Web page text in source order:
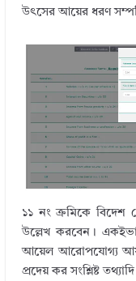
উৎসের আয়ের ধরণ
১১ নং ক্রমিকে বিদেশ
উল্লেখ করবেন।
আয়েল আরোপযোগ্য
প্রদেয় কর সংশ্লিষ্ট